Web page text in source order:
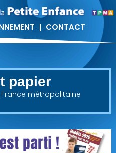
CONTACT
papier
métropolitaine